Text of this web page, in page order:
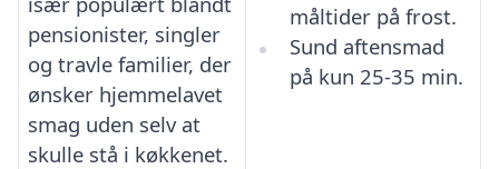
pensionister, singler
og travle familier, der
ønsker hjemmelavet
smag uden selv at
skulle stå i køkkenet.
måltider på frost.
Sund aftensmad
på kun 25-35 min.